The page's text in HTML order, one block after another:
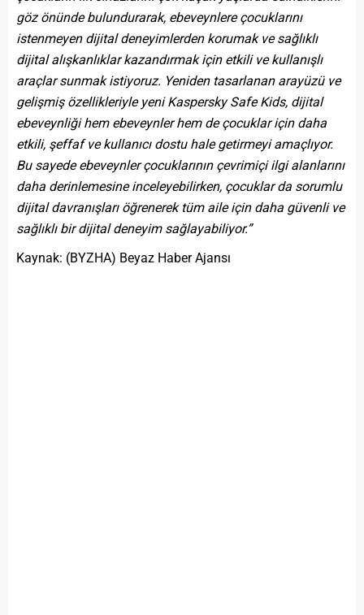
göz önünde bulundurarak, ebeveynlere çocuklarını
istenmeyen dijital deneyimlerden korumak ve sağlıklı
dijital alışkanlıklar kazandırmak için etkili ve kullanışlı
araçlar sunmak istiyoruz. Yeniden tasarlanan arayüzü ve
gelişmiş özellikleriyle yeni Kaspersky Safe Kids, dijital
ebeveynliği hem ebeveynler hem de çocuklar için daha
etkili, şeffaf ve kullanıcı dostu hale getirmeyi amaçlıyor.
Bu sayede ebeveynler çocuklarının çevrimiçi ilgi alanlarını
daha derinlemesine inceleyebilirken, çocuklar da sorumlu
dijital davranışları öğrenerek tüm aile için daha güvenli ve
sağlıklı bir dijital deneyim sağlayabiliyor.”
Kaynak: (BYZHA) Beyaz Haber Ajansı